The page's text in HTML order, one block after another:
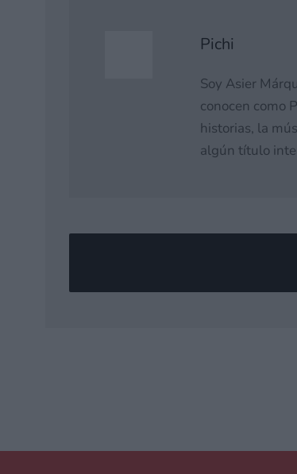
Pichi
Soy Asier
conocen como
historias, la
algún título